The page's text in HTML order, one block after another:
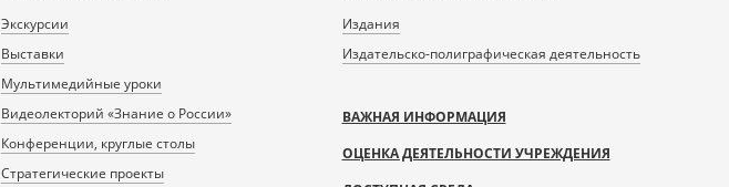
Экскурсии
Выставки
Мультимедийные уроки
Видеолекторий «Знание о России»
Конференции, круглые столы
Стратегические проекты
Издания
Издательско-полиграфическая деятельность
ВАЖНАЯ ИНФОРМАЦИЯ
ОЦЕНКА ДЕЯТЕЛЬНОСТИ УЧРЕЖДЕНИЯ